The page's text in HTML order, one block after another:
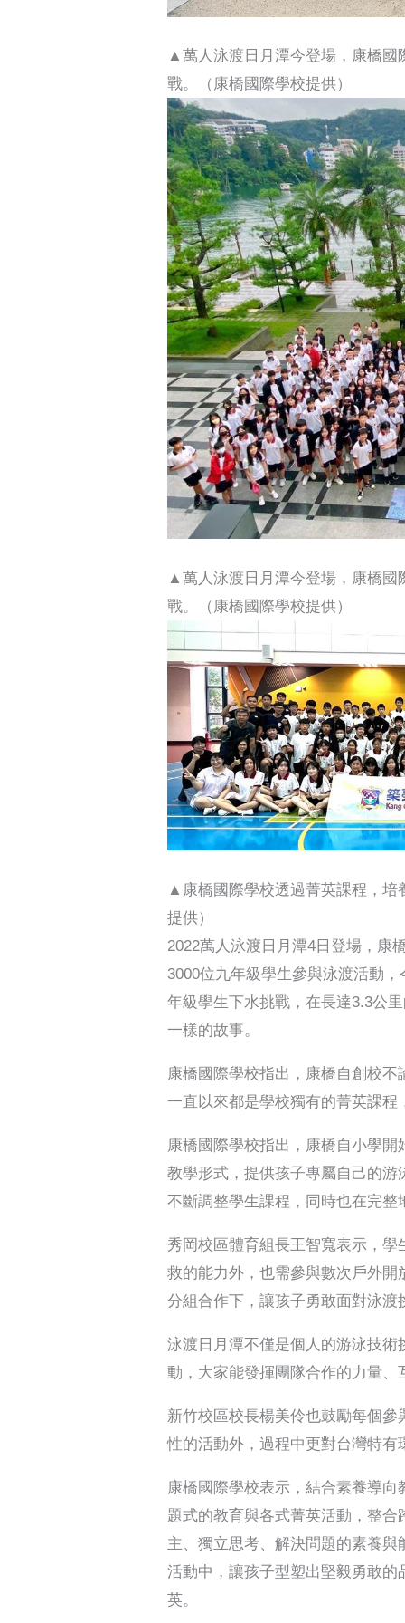
▲萬人泳渡日月潭今登場，康橋國
戰。（康橋國際學校提供）
▲萬人泳渡日月潭今登場，康橋國
戰。（康橋國際學校提供）
▲康橋國際學校透過菁英課程，培
提供）
2022萬人泳渡日月潭4日登場，康
3000位九年級學生參與泳渡活動
年級學生下水挑戰，在長達3.3公
一樣的故事。
康橋國際學校指出，康橋自創校
一直以來都是學校獨有的菁英課
康橋國際學校指出，康橋自小學
教學形式，提供孩子專屬自己的
不斷調整學生課程，同時也在完
秀岡校區體育組長王智寬表示，
救的能力外，也需參與數次戶外
分組合作下，讓孩子勇敢面對泳
泳渡日月潭不僅是個人的游泳技
動，大家能發揮團隊合作的力量、
新竹校區校長楊美伶也鼓勵每個
性的活動外，過程中更對台灣特
康橋國際學校表示，結合素養導
題式的教育與各式菁英活動，整
主、獨立思考、解決問題的素養
活動中，讓孩子型塑出堅毅勇敢
英。